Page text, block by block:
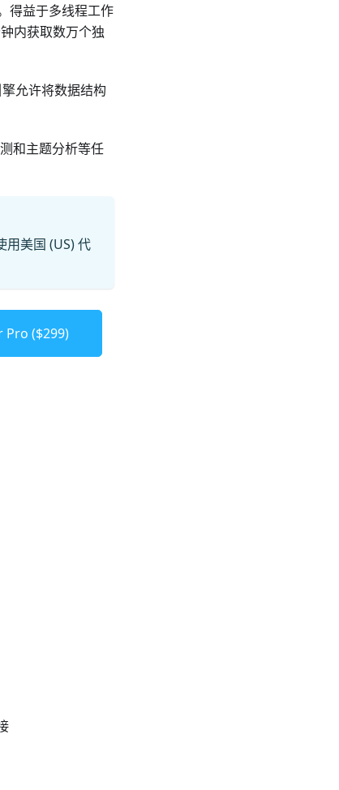
得益于多线程工作
内获取数万个独
允许将数据结构
和主题分析等任
用美国 (US) 代
Pro ($299)